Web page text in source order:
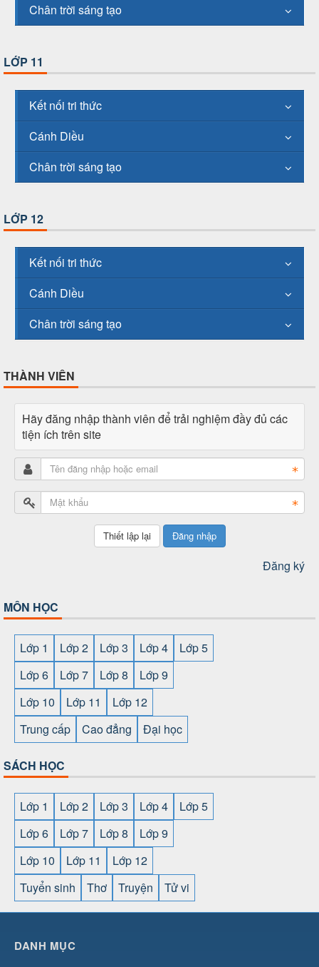
Chân trời sáng tạo
LỚP 11
Kết nối tri thức
Cánh Diều
Chân trời sáng tạo
LỚP 12
Kết nối tri thức
Cánh Diều
Chân trời sáng tạo
THÀNH VIÊN
Hãy đăng nhập thành viên để trải nghiệm đầy đủ các
tiện ích trên site
Đăng nhập
Đăng ký
MÔN HỌC
Lớp 1 Lớp 2 Lớp 3 Lớp 4
Lớp 5
Lớp 6
Lớp 7 Lớp 8
Lớp 9
Lớp 10
Lớp 11
Lớp 12
Trung cấp
Cao đẳng Đại học
SÁCH HỌC
Lớp 1 Lớp 2 Lớp 3 Lớp 4
Lớp 5
Lớp 6
Lớp 7 Lớp 8
Lớp 9
Lớp 10
Lớp 11
Lớp 12
Tuyển sinh
Thơ Truyện Tử vi
cái OPEN88⇔
DANH MỤC